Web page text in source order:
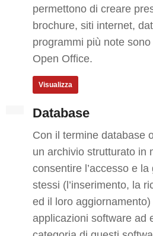
permettono di creare
brochure, siti internet,
programmi più note
Open Office.
Visualizza
Database
Con il termine database
un archivio strutturato in
consentire l’accesso e
stessi (l’inserimento, la
ed il loro
applicazioni software ad